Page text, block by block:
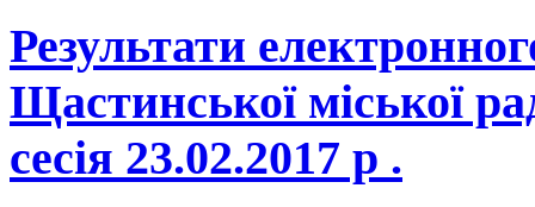
Результати
Щастинської міської
сесія 23.02.2017 р .